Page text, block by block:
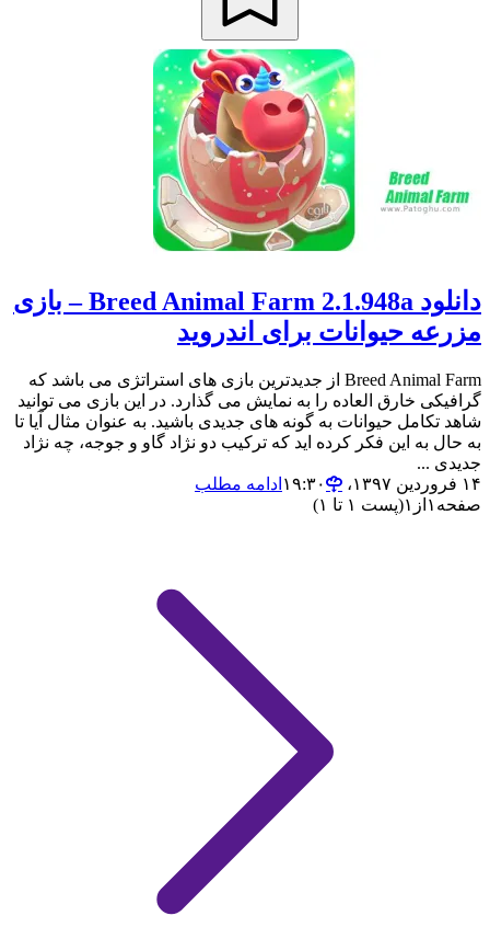
دانلود Breed Animal Farm 2.1.948a – بازی
مزرعه حیوانات برای اندروید
Breed Animal Farm از جدیدترین بازی های استراتژی می باشد که
گرافیکی خارق العاده را به نمایش می گذارد. در این بازی می توانید
شاهد تکامل حیوانات به گونه های جدیدی باشید. به عنوان مثال آیا تا
به حال به این فکر کرده اید که ترکیب دو نژاد گاو و جوجه، چه نژاد
جدیدی ...
۱۴ فروردین ۱۳۹۷،‏ ۱۹:۳۰
ادامه مطلب
صفحه ۱ از ۱(پست ۱ تا ۱)